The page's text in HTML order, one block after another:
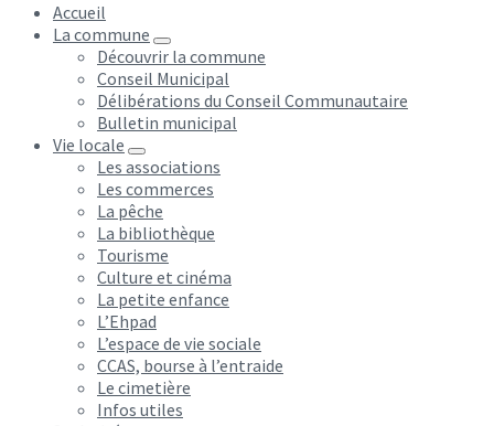
Accueil
La commune
Découvrir la commune
Conseil Municipal
Délibérations du Conseil Communautaire
Bulletin municipal
Vie locale
Les associations
Les commerces
La pêche
La bibliothèque
Tourisme
Culture et cinéma
La petite enfance
L’Ehpad
L’espace de vie sociale
CCAS, bourse à l’entraide
Le cimetière
Infos utiles